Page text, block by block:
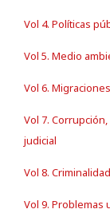
Vol 4. Políticas
Vol 5. Medio
Vol 6.
Vol 7.
judicial
Vol 8.
Vol 9.